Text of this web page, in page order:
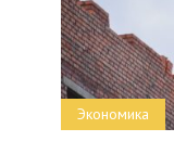
Экономика